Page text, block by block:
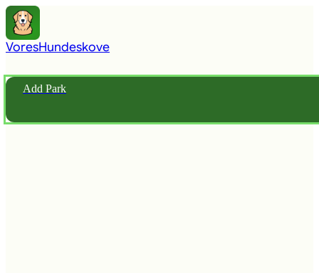
VoresHundeskove
Add Park